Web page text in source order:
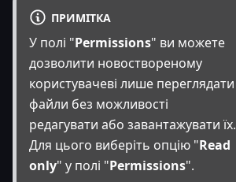
ПРИМІТКА
У полі "Permissions" ви можете
дозволити новоствореному
користувачеві лише переглядати
файли без можливості
редагувати або завантажувати їх.
Для цього виберіть опцію "Read
only" у полі "Permissions".